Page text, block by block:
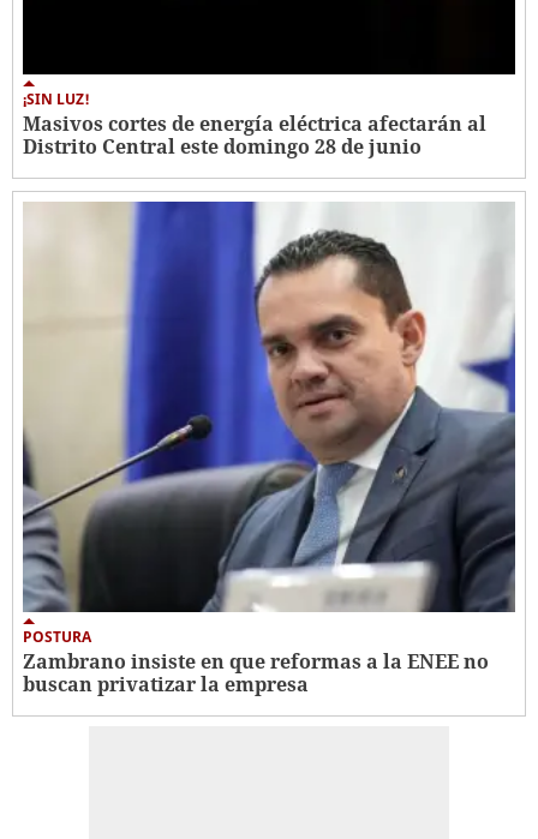
¡SIN LUZ!
Masivos cortes de energía eléctrica afectarán al
Distrito Central este domingo 28 de junio
POSTURA
Zambrano insiste en que reformas a la ENEE no
buscan privatizar la empresa